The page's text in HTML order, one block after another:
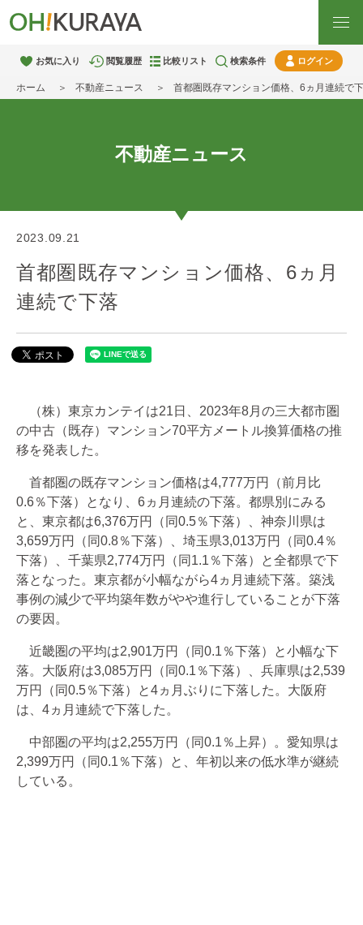
お気に入り 閲覧履歴 比較リスト 検索条件 ログイン
ホーム 不動産ニュース 首都圏既存マンション価格、6ヵ月連続で
不動産ニュース
2023.09.21
首都圏既存マンション価格、6ヵ月
連続で下落
（株）東京カンテイは21日、2023年8月の三大都市圏
の中古（既存）マンション70平方メートル換算価格の推
移を発表した。
首都圏の既存マンション価格は4,777万円（前月比
0.6％下落）となり、6ヵ月連続の下落。都県別にみる
と、東京都は6,376万円（同0.5％下落）、神奈川県は
3,659万円（同0.8％下落）、埼玉県3,013万円（同0.4％
下落）、千葉県2,774万円（同1.1％下落）と全都県で下
落となった。東京都が小幅ながら4ヵ月連続下落。築浅
事例の減少で平均築年数がやや進行していることが下落
の要因。
近畿圏の平均は2,901万円（同0.1％下落）と小幅な下
落。大阪府は3,085万円（同0.1％下落）、兵庫県は2,539
万円（同0.5％下落）と4ヵ月ぶりに下落した。大阪府
は、4ヵ月連続で下落した。
中部圏の平均は2,255万円（同0.1％上昇）。愛知県は
2,399万円（同0.1％下落）と、年初以来の低水準が継続
している。